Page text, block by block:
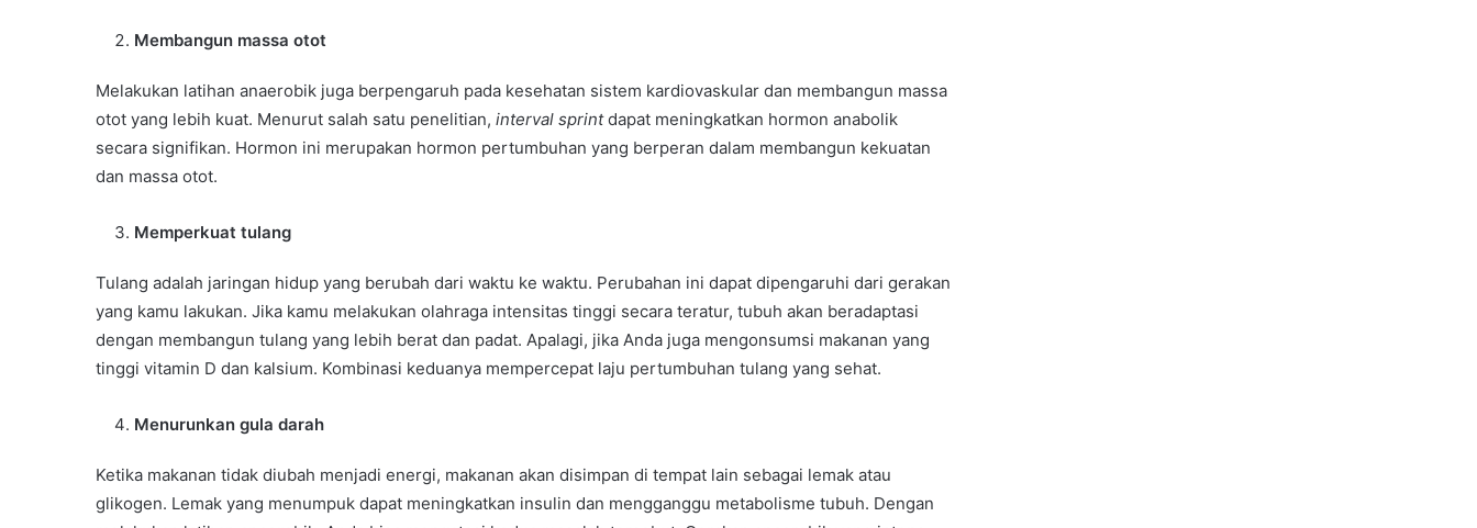
Membangun massa otot
Melakukan latihan anaerobik juga berpengaruh pada kesehatan sistem kardiovaskular dan membangun massa
otot yang lebih kuat. Menurut salah satu penelitian, interval sprintdapat meningkatkan hormon anabolik
secara signifikan. Hormon ini merupakan hormon pertumbuhan yang berperan dalam membangun kekuatan
dan massa otot.
Memperkuat tulang
Tulang adalah jaringan hidup yang berubah dari waktu ke waktu. Perubahan ini dapat dipengaruhi dari gerakan
yang kamu lakukan. Jika kamu melakukan olahraga intensitas tinggi secara teratur, tubuh akan beradaptasi
dengan membangun tulang yang lebih berat dan padat. Apalagi, jika Anda juga mengonsumsi makanan yang
tinggi vitamin D dan kalsium. Kombinasi keduanya mempercepat laju pertumbuhan tulang yang sehat.
Menurunkan gula darah
Ketika makanan tidak diubah menjadi energi, makanan akan disimpan di tempat lain sebagai lemak atau
glikogen. Lemak yang menumpuk dapat meningkatkan insulin dan mengganggu metabolisme tubuh. Dengan